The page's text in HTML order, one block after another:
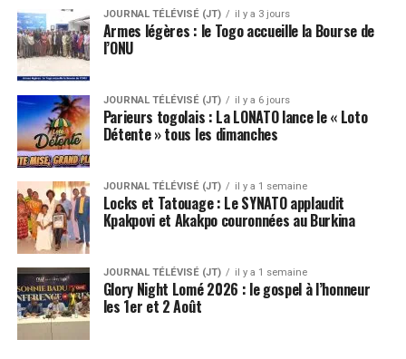
JOURNAL TÉLÉVISÉ (JT) il y a 3 jours
Armes légères : le Togo accueille la Bourse de
l’ONU
JOURNAL TÉLÉVISÉ (JT) il y a 6 jours
Parieurs togolais : La LONATO lance le « Loto
Détente » tous les dimanches
JOURNAL TÉLÉVISÉ (JT) il y a 1 semaine
Locks et Tatouage : Le SYNATO applaudit
Kpakpovi et Akakpo couronnées au Burkina
JOURNAL TÉLÉVISÉ (JT) il y a 1 semaine
Glory Night Lomé 2026 : le gospel à l’honneur
les 1er et 2 Août